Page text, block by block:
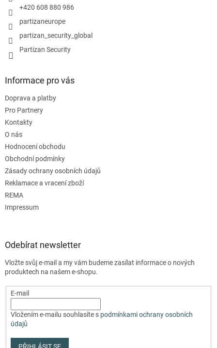
+420 608 880 986
partizaneurope
partizan_security_global
Partizan Security
Informace pro vás
Doprava a platby
Pro Partnery
Kontakty
O nás
Hodnocení obchodu
Obchodní podmínky
Zásady ochrany osobních údajů
Reklamace a vracení zboží
REMA
Impressum
Odebírat newsletter
Vložte svůj e-mail a my vám budeme zasílat informace o nových
produktech na našem e-shopu.
E-mail
Vložením e-mailu souhlasíte s podmínkami ochrany osobních
údajů